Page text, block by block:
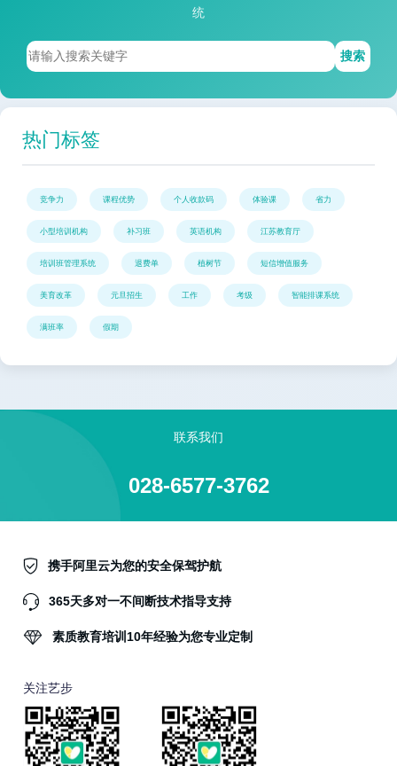
统
搜索
热门标签
竞争力 课程优势 个人收款码 体验课 省力
小型培训机构 补习班 英语机构 江苏教育厅
培训班管理系统 退费单 植树节 短信增值服务
美育改革 元旦招生 工作 考级 智能排课系统
满班率 假期
联系我们
028-6577-3762
携手阿里云为您的安全保驾护航
365天多对一不间断技术指导支持
素质教育培训10年经验为您专业定制
关注艺步